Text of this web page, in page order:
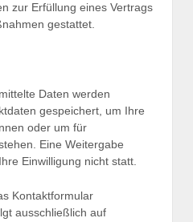
zur Erfüllung eines Vertrags
gestattet.
Daten werden
gespeichert, um Ihre
oder um für
Eine Weitergabe
Einwilligung nicht statt.
Kontaktformular
ausschließlich auf